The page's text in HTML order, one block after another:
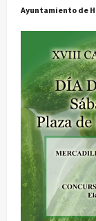
Ayuntamiento de